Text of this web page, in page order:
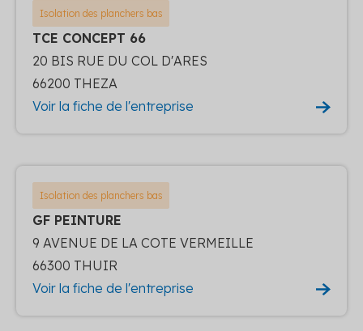
Isolation des planchers bas
TCE CONCEPT 66
20 BIS RUE DU COL D'ARES
66200 THEZA
Voir la fiche de l'entreprise
Isolation des planchers bas
GF PEINTURE
9 AVENUE DE LA COTE VERMEILLE
66300 THUIR
Voir la fiche de l'entreprise